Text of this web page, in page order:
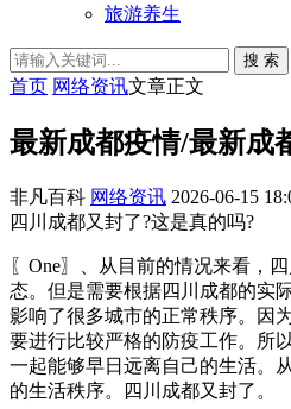
旅游养生
搜 索
首页 网络资讯文章正文
最新成都疫情/最新成
非凡百科 网络资讯 2026-06-15
四川成都又封了?这是真的吗?
〖One〗、从目前的情况来看，
态。但是需要根据四川成都的实
影响了很多城市的正常秩序。因
要进行比较严格的防疫工作。所
一起能够早日远离自己的生活。
的生活秩序。四川成都又封了。